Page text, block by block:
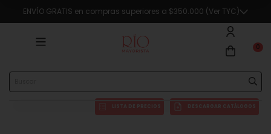
ENVÍO GRATIS en compras superiores a $350.000 (Ver TYC)
0
LISTA DE PRECIOS DESCARGAR CATÁLOGOS